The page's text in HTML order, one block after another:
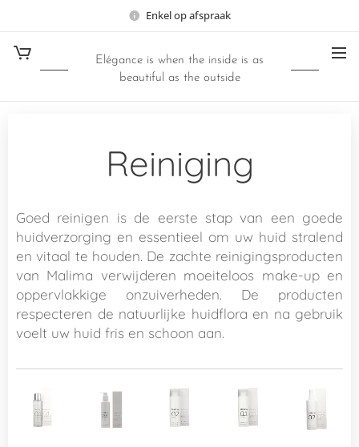
Enkel op afspraak
Elégance is when the inside is as
beautiful as the outside
Reiniging
Goed reinigen is de eerste stap van een goede
huidverzorging en essentieel om uw huid stralend
en vitaal te houden. De zachte reinigingsproducten
van Malima verwijderen moeiteloos make-up en
oppervlakkige onzuiverheden. De producten
respecteren de natuurlijke huidflora en na gebruik
voelt uw huid fris en schoon aan.